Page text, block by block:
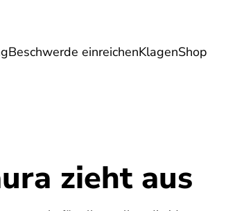
Beschwerde einreichenKlagenShop
Energie Reise Verträge
zieht aus